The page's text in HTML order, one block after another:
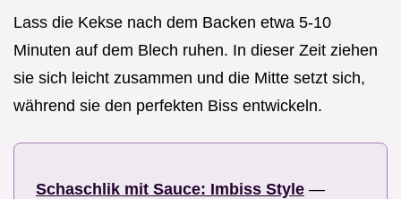
Lass die Kekse nach dem Backen etwa 5-10
Minuten auf dem Blech ruhen. In dieser Zeit ziehen
sie sich leicht zusammen und die Mitte setzt sich,
während sie den perfekten Biss entwickeln.
Schaschlik mit Sauce: Imbiss Style —